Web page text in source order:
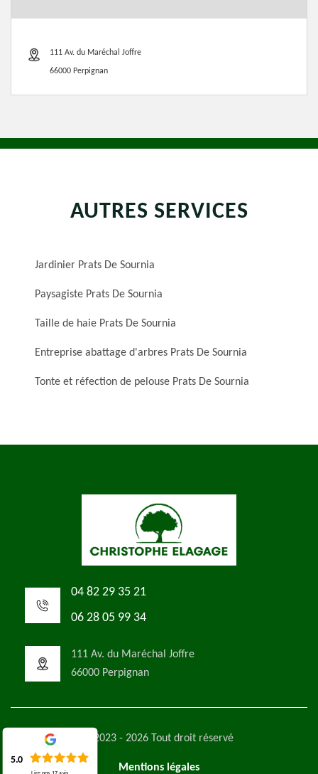
111 Av. du Maréchal Joffre
66000 Perpignan
AUTRES SERVICES
Jardinier Prats De Sournia
Paysagiste Prats De Sournia
Taille de haie Prats De Sournia
Entreprise abattage d'arbres Prats De Sournia
Tonte et réfection de pelouse Prats De Sournia
04 82 29 35 21
06 28 05 99 34
111 Av. du Maréchal Joffre
66000 Perpignan
©2023 - 2026 Tout droit réservé
Mentions légales
5.0